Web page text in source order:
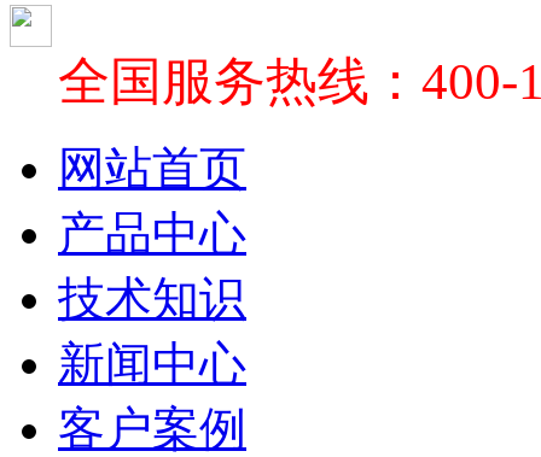
全国服务热线：400-
网站首页
产品中心
技术知识
新闻中心
客户案例